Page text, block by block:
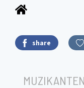
share
MUZIKANTEN